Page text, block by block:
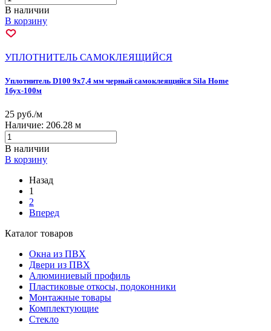
В наличии
В корзину
УПЛОТНИТЕЛЬ САМОКЛЕЯЩИЙСЯ
Уплотнитель D100 9х7,4 мм черный самоклеящийся Sila Home
1бух-100м
25 руб./м
Наличие: 206.28 м
В наличии
В корзину
Назад
1
2
Вперед
Каталог товаров
Окна из ПВХ
Двери из ПВХ
Алюминиевый профиль
Пластиковые откосы, подоконники
Монтажные товары
Комплектующие
Стекло